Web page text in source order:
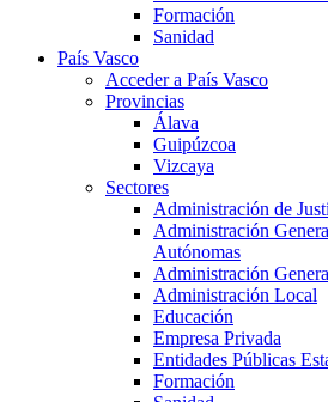
Formación
Sanidad
País Vasco
Acceder a País Vasco
Provincias
Álava
Guipúzcoa
Vizcaya
Sectores
Administración de
Administración
Autónomas
Administración
Administración Local
Educación
Empresa Privada
Entidades Públicas
Formación